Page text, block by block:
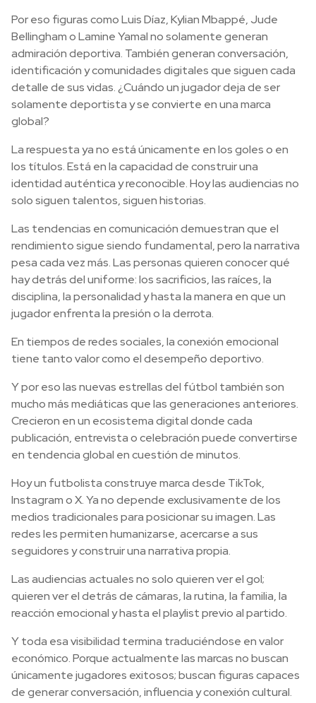
Por eso figuras como Luis Díaz, Kylian Mbappé, Jude
Bellingham o Lamine Yamal no solamente generan
admiración deportiva. También generan conversación,
identificación y comunidades digitales que siguen cada
detalle de sus vidas. ¿Cuándo un jugador deja de ser
solamente deportista y se convierte en una marca
global?
La respuesta ya no está únicamente en los goles o en
los títulos. Está en la capacidad de construir una
identidad auténtica y reconocible. Hoy las audiencias no
solo siguen talentos, siguen historias.
Las tendencias en comunicación demuestran que el
rendimiento sigue siendo fundamental, pero la narrativa
pesa cada vez más. Las personas quieren conocer qué
hay detrás del uniforme: los sacrificios, las raíces, la
disciplina, la personalidad y hasta la manera en que un
jugador enfrenta la presión o la derrota.
En tiempos de redes sociales, la conexión emocional
tiene tanto valor como el desempeño deportivo.
Y por eso las nuevas estrellas del fútbol también son
mucho más mediáticas que las generaciones anteriores.
Crecieron en un ecosistema digital donde cada
publicación, entrevista o celebración puede convertirse
en tendencia global en cuestión de minutos.
Hoy un futbolista construye marca desde TikTok,
Instagram o X. Ya no depende exclusivamente de los
medios tradicionales para posicionar su imagen. Las
redes les permiten humanizarse, acercarse a sus
seguidores y construir una narrativa propia.
Las audiencias actuales no solo quieren ver el gol;
quieren ver el detrás de cámaras, la rutina, la familia, la
reacción emocional y hasta el playlist previo al partido.
Y toda esa visibilidad termina traduciéndose en valor
económico. Porque actualmente las marcas no buscan
únicamente jugadores exitosos; buscan figuras capaces
de generar conversación, influencia y conexión cultural.